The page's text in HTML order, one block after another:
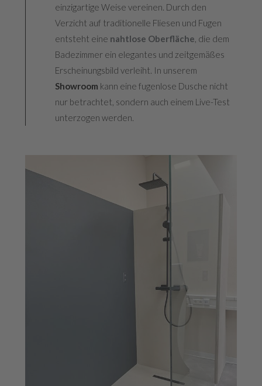
einzigartige Weise vereinen. Durch den
Verzicht auf traditionelle Fliesen und Fugen
entsteht eine nahtlose Oberfläche , die dem
Badezimmer ein elegantes und zeitgemäßes
Erscheinungsbild verleiht. In unserem
Showroom kann eine fugenlose Dusche nicht
nur betrachtet, sondern auch einem Live-Test
unterzogen werden.